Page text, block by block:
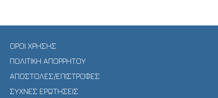
ΟΡΟΙ ΧΡΗΣΗΣ
ΠΟΛΙΤΙΚΗ ΑΠΟΡΡΗΤΟΥ
ΑΠΟΣΤΟΛΕΣ/ΕΠΙΣΤΡΟΦΕΣ
ΣΥΧΝΕΣ ΕΡΩΤΗΣΕΙΣ